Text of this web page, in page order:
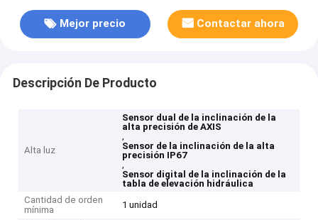
Mejor precio Contactar ahora
Descripción De Producto
Alta luz
Sensor dual de la inclinación de la
alta precisión de AXIS
,
Sensor de la inclinación de la alta
precisión IP67
,
Sensor digital de la inclinación de la
tabla de elevación hidráulica
Cantidad de orden
mínima
1 unidad